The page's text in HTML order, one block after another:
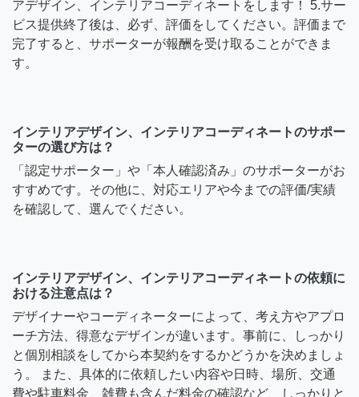
アデザイン、インテリアコーディネートをします！ 5.サー
ビス提供終了後は、必ず、評価をしてください。評価まで
完了すると、サポーターが報酬を受け取ることができま
す。
インテリアデザイン、インテリアコーディネートのサポー
ターの選び方は？
「認定サポーター」や「本人確認済み」のサポーターがお
すすめです。その他に、対応エリアや今までの評価/実績
を確認して、選んでください。
インテリアデザイン、インテリアコーディネートの依頼に
おける注意点は？
デザイナーやコーディネーターによって、考え方やアプロ
ーチ方法、得意なデザインが違います。事前に、しっかり
と個別相談をしてから本契約をするかどうかを決めましょ
う。 また、具体的に依頼したい内容や日時、場所、交通
費や駐車料金、雑費も含んだ料金の確認など、しっかりと